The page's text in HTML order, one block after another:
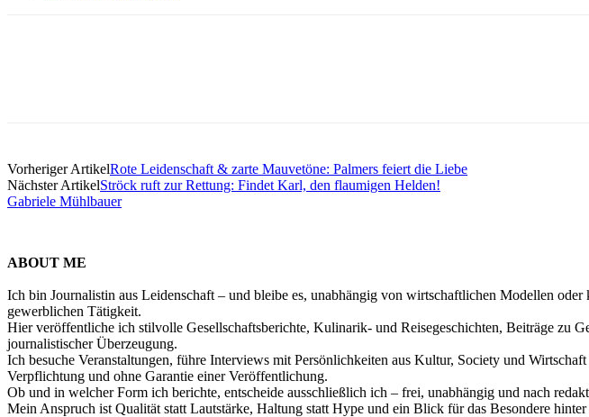
Vorheriger ArtikelRote Leidenschaft & zarte Mauvetöne: Palmers feiert die Liebe
Nächster ArtikelStröck ruft zur Rettung: Findet Karl, den flaumigen Helden!
Gabriele Mühlbauer
ABOUT ME
Ich bin Journalistin aus Leidenschaft – und bleibe es, unabhängig von wirtschaftlichen Modellen
gewerblichen Tätigkeit.
Hier veröffentliche ich stilvolle Gesellschaftsberichte, Kulinarik- und Reisegeschichten, Beiträge zu
journalistischer Überzeugung.
Ich besuche Veranstaltungen, führe Interviews mit Persönlichkeiten aus Kultur, Society und
Verpflichtung und ohne Garantie einer Veröffentlichung.
Ob und in welcher Form ich berichte, entscheide ausschließlich ich – frei, unabhängig und nach
Mein Anspruch ist Qualität statt Lautstärke, Haltung statt Hype und ein Blick für das Besondere